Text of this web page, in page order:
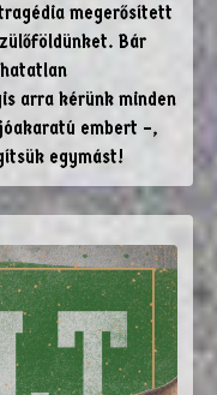
megerősített
Bár
arra kérünk minden
embert –,
egymást!